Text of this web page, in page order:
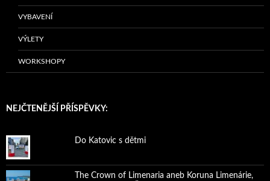
VYBAVENÍ
VÝLETY
WORKSHOPY
NEJČTENĚJŠÍ PŘÍSPĚVKY:
Do Katovic s dětmi
The Crown of Limenaria aneb Koruna Limenárie,